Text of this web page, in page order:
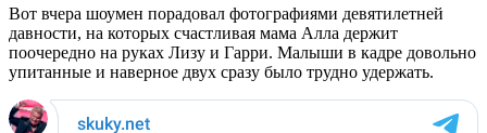
Вот вчера шоумен порадовал фотографиями девятилетней
давности, на которых счастливая мама Алла держит
поочередно на руках Лизу и Гарри. Малыши в кадре довольно
упитанные и наверное двух сразу было трудно удержать.